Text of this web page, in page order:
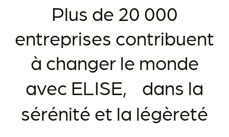
Plus de 20 000
entreprises contribuent
à change r le monde
avec ELISE, dans la
sérénité et la légèreté